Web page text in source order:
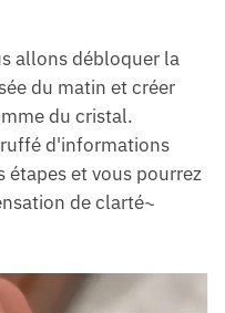
allons débloquer la
du matin et créer
du cristal.
d'informations
et vous pourrez
de clarté~